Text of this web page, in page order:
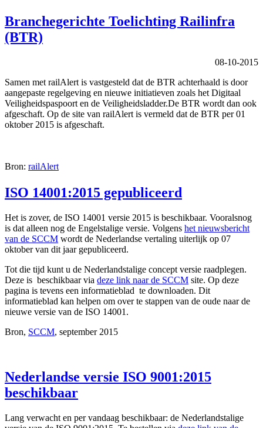
Branchegerichte Toelichting Railinfra
(BTR)
08-10-2015
Samen met railAlert is vastgesteld dat de BTR achterhaald is door
aangepaste regelgeving en nieuwe initiatieven zoals het Digitaal
Veiligheidspaspoort en de Veiligheidsladder.De BTR wordt dan ook
afgeschaft. Op de site van railAlert is vermeld dat de BTR per 01
oktober 2015 is afgeschaft.
Bron: railAlert
ISO 14001:2015 gepubliceerd
Het is zover, de ISO 14001 versie 2015 is beschikbaar. Vooralsnog
is dat alleen nog de Engelstalige versie. Volgens het nieuwsbericht
van de SCCM wordt de Nederlandse vertaling uiterlijk op 07
oktober van dit jaar gepubliceerd.
Tot die tijd kunt u de Nederlandstalige concept versie raadplegen.
Deze is beschikbaar via deze link naar de SCCM site. Op deze
pagina is tevens een informatieblad te downloaden. Dit
informatieblad kan helpen om over te stappen van de oude naar de
nieuwe versie van de ISO 14001.
Bron, SCCM, september 2015
Nederlandse versie ISO 9001:2015
beschikbaar
Lang verwacht en per vandaag beschikbaar: de Nederlandstalige